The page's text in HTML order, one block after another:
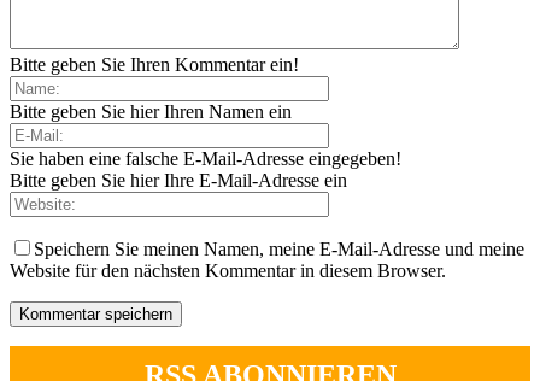
Bitte geben Sie Ihren Kommentar ein!
Bitte geben Sie hier Ihren Namen ein
Sie haben eine falsche E-Mail-Adresse eingegeben!
Bitte geben Sie hier Ihre E-Mail-Adresse ein
Speichern Sie meinen Namen, meine E-Mail-Adresse und meine
Website für den nächsten Kommentar in diesem Browser.